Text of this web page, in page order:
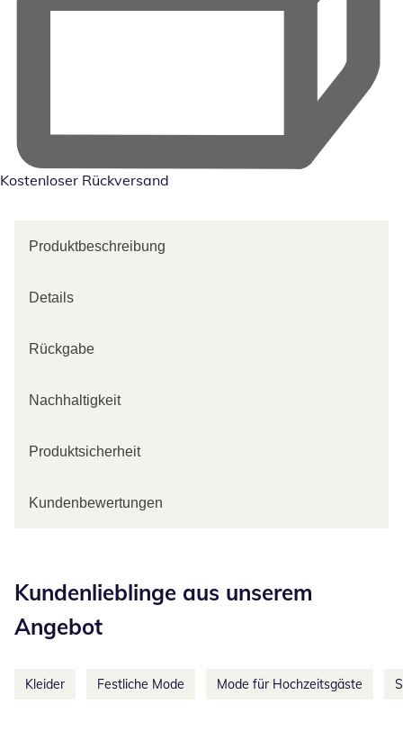
Kostenloser Rückversand
Produktbeschreibung
Details
Rückgabe
Nachhaltigkeit
Produktsicherheit
Kundenbewertungen
Kundenlieblinge aus unserem
Angebot
Kleider Festliche Mode Mode für Hochzeitsgäste